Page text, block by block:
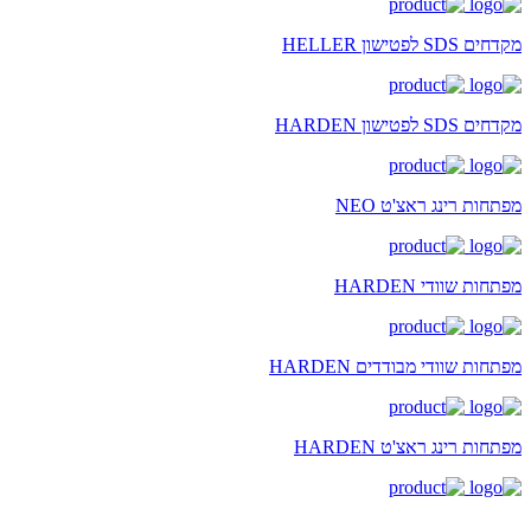
מקדחים SDS לפטישון HELLER
מקדחים SDS לפטישון HARDEN
מפתחות רינג ראצ'ט NEO
מפתחות שוודי HARDEN
מפתחות שוודי מבודדים HARDEN
מפתחות רינג ראצ'ט HARDEN